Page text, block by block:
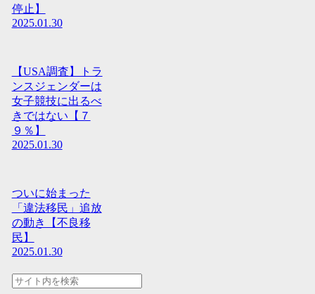
停止】
2025.01.30
【USA調査】トラ
ンスジェンダーは
女子競技に出るべ
きではない【７
９％】
2025.01.30
ついに始まった
「違法移民」追放
の動き【不良移
民】
2025.01.30